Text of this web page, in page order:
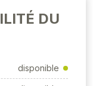
DU
disponible